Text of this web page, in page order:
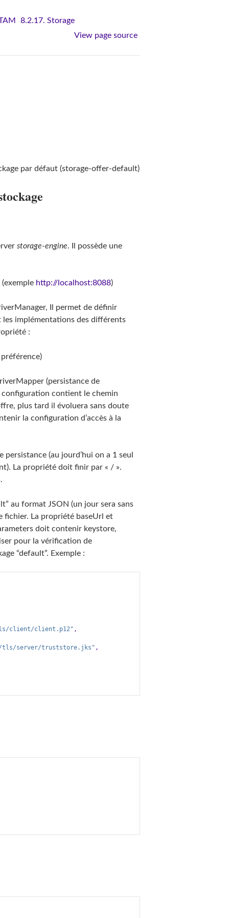
8.2.17. Storage
View page source
par défaut (storage-offer-default)
storage-engine. Il possède une
(exemple http://localhost:8088)
Il permet de définir
les implémentations des différents
:
(persistance de
contient le chemin
plus tard il évoluera sans doute
la configuration d’accès à la
(au jourd’hui on a 1 seul
La propriété doit finir par « / ».
au format JSON (un jour sera sans
fichier. La propriété baseUrl et
doit contenir keystore,
pour la vérification de
“default”. Exemple :
client/client.p12" ,
tls/server/truststore.jks" ,